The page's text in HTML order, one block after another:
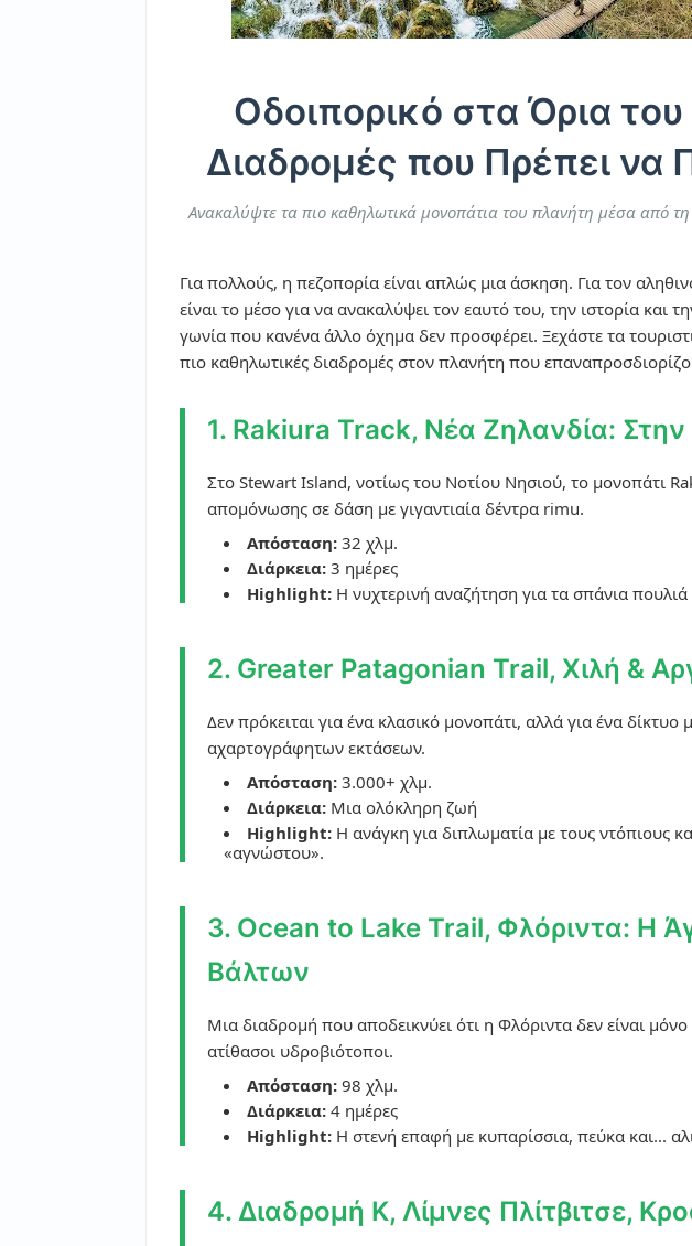
Οδοιπορικό στα Όρια
Διαδρομές που Πρέπει να
Ανακαλύψτε τα πιο καθηλωτικά μονοπάτια του πλανήτη μέσα από
Για πολλούς, η πεζοπορία είναι απλώς μια άσκηση. Για τον
είναι το μέσο για να ανακαλύψει τον εαυτό του, την ιστορία και
γωνία που κανένα άλλο όχημα δεν προσφέρει. Ξεχάστε τα
πιο καθηλωτικές διαδρομές στον πλανήτη που
1. Rakiura Track, Νέα Ζηλανδία:
Στο Stewart Island, νοτίως του Νοτίου Νησιού, το μονοπάτι
απομόνωσης σε δάση με γιγαντιαία δέντρα rimu.
Απόσταση: 32 χλμ.
Διάρκεια: 3 ημέρες
Highlight: Η νυχτερινή αναζήτηση για τα σπάνια πουλιά
2. Greater Patagonian Trail, Χιλή &
Δεν πρόκειται για ένα κλασικό μονοπάτι, αλλά για ένα
αχαρτογράφητων εκτάσεων.
Απόσταση: 3.000+ χλμ.
Διάρκεια: Μια ολόκληρη ζωή
Highlight: Η ανάγκη για διπλωματία με τους ντόπιους
«αγνώστου».
3. Ocean to Lake Trail, Φλόριντα: Η
Βάλτων
Μια διαδρομή που αποδεικνύει ότι η Φλόριντα δεν είναι
ατίθασοι υδροβιότοποι.
Απόσταση: 98 χλμ.
Διάρκεια: 4 ημέρες
Highlight: Η στενή επαφή με κυπαρίσσια, πεύκα και...
4. Διαδρομή K, Λίμνες Πλίτβιτσε,